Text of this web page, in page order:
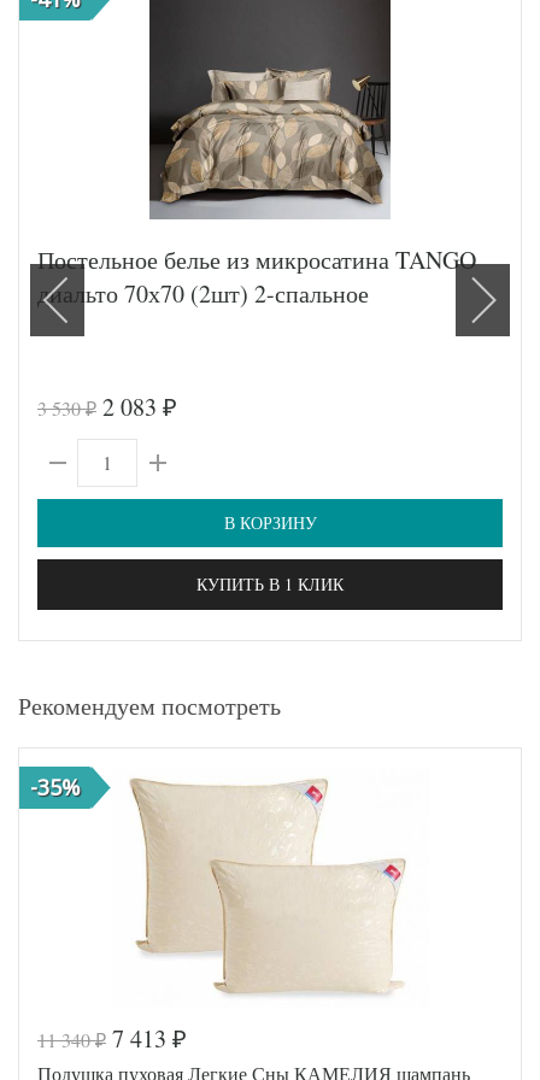
Постельное белье из микросатина TANGO
диальто 70х70 (2шт) 2-спальное
3 530₽ 2 083 ₽
В КОРЗИНУ
КУПИТЬ В 1 КЛИК
Рекомендуем посмотреть
-35%
11 340₽ 7 413 ₽
Подушка пуховая Легкие Сны КАМЕЛИЯ шампань